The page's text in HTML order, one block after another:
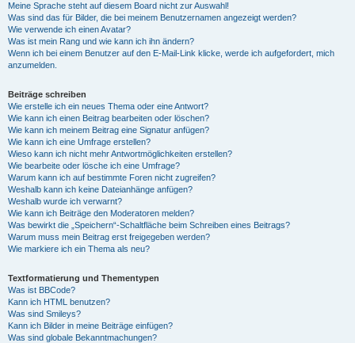
Meine Sprache steht auf diesem Board nicht zur Auswahl!
Was sind das für Bilder, die bei meinem Benutzernamen angezeigt werden?
Wie verwende ich einen Avatar?
Was ist mein Rang und wie kann ich ihn ändern?
Wenn ich bei einem Benutzer auf den E-Mail-Link klicke, werde ich aufgefordert, mich
anzumelden.
Beiträge schreiben
Wie erstelle ich ein neues Thema oder eine Antwort?
Wie kann ich einen Beitrag bearbeiten oder löschen?
Wie kann ich meinem Beitrag eine Signatur anfügen?
Wie kann ich eine Umfrage erstellen?
Wieso kann ich nicht mehr Antwortmöglichkeiten erstellen?
Wie bearbeite oder lösche ich eine Umfrage?
Warum kann ich auf bestimmte Foren nicht zugreifen?
Weshalb kann ich keine Dateianhänge anfügen?
Weshalb wurde ich verwarnt?
Wie kann ich Beiträge den Moderatoren melden?
Was bewirkt die „Speichern“-Schaltfläche beim Schreiben eines Beitrags?
Warum muss mein Beitrag erst freigegeben werden?
Wie markiere ich ein Thema als neu?
Textformatierung und Thementypen
Was ist BBCode?
Kann ich HTML benutzen?
Was sind Smileys?
Kann ich Bilder in meine Beiträge einfügen?
Was sind globale Bekanntmachungen?